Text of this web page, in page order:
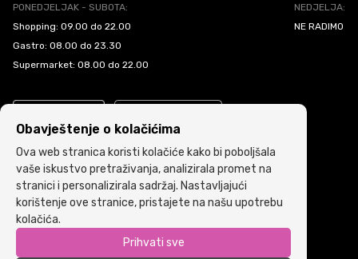
PONEDJELJAK - SUBOTA:
Shopping: 09.00 do 22.00
Gastro: 08.00 do 23.30
Supermarket: 08.00 do 22.00
NEDJELJA:
NE RADIMO
Politika kolačića Uslovi i pravila korištenja
Copyright © 2022 ARIA | Sva prava zadržana
Obavještenje o kolačićima
Ova web stranica koristi kolačiće kako bi poboljšala
vaše iskustvo pretraživanja, analizirala promet na
stranici i personalizirala sadržaj. Nastavljajući
korištenje ove stranice, pristajete na našu upotrebu
kolačića.
Prihvati sve